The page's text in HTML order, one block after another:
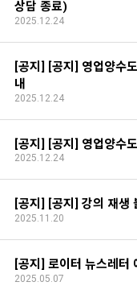
상담 종료)
2025.12.24
[공지] [공지] 영업양수
내
2025.12.24
[공지] [공지] 영업양수
2025.12.24
[공지] [공지] 강의 재생
2025.11.20
[공지] 로이터 뉴스레터
2025.05.07